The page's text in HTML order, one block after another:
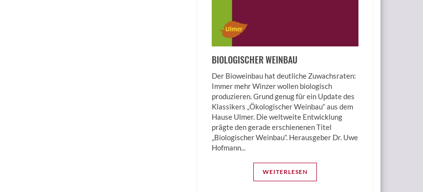
BIOLOGISCHER WEINBAU
Der Bioweinbau hat deutliche Zuwachsraten:
Immer mehr Winzer wollen biologisch
produzieren. Grund genug für ein Update des
Klassikers „Ökologischer Weinbau“ aus dem
Hause Ulmer. Die weltweite Entwicklung
prägte den gerade erschienenen Titel
„Biologischer Weinbau“. Herausgeber Dr. Uwe
Hofmann...
WEITERLESEN